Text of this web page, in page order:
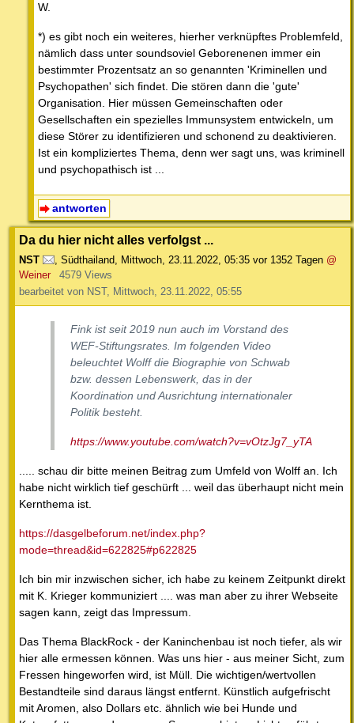
W.
*) es gibt noch ein weiteres, hierher verknüpftes Problemfeld,
nämlich dass unter soundsoviel Geborenenen immer ein
bestimmter Prozentsatz an so genannten 'Kriminellen und
Psychopathen' sich findet. Die stören dann die 'gute'
Organisation. Hier müssen Gemeinschaften oder
Gesellschaften ein spezielles Immunsystem entwickeln, um
diese Störer zu identifizieren und schonend zu deaktivieren.
Ist ein kompliziertes Thema, denn wer sagt uns, was kriminell
und psychopathisch ist ...
antworten
Da du hier nicht alles verfolgst ...
NST , Südthailand, Mittwoch, 23.11.2022, 05:35 vor 1352 Tagen @
Weiner
4579 Views
bearbeitet von NST, Mittwoch, 23.11.2022, 05:55
Fink ist seit 2019 nun auch im Vorstand des
WEF-Stiftungsrates. Im folgenden Video
beleuchtet Wolff die Biographie von Schwab
bzw. dessen Lebenswerk, das in der
Koordination und Ausrichtung internationaler
Politik besteht.
https://www.youtube.com/watch?v=vOtzJg7_yTA
..... schau dir bitte meinen Beitrag zum Umfeld von Wolff an. Ich
habe nicht wirklich tief geschürft ... weil das überhaupt nicht mein
Kernthema ist.
https://dasgelbeforum.net/index.php?
mode=thread&id=622825#p622825
Ich bin mir inzwischen sicher, ich habe zu keinem Zeitpunkt direkt
mit K. Krieger kommuniziert .... was man aber zu ihrer Webseite
sagen kann, zeigt das Impressum.
Das Thema BlackRock - der Kaninchenbau ist noch tiefer, als wir
hier alle ermessen können. Was uns hier - aus meiner Sicht, zum
Fressen hingeworfen wird, ist Müll. Die wichtigen/wertvollen
Bestandteile sind daraus längst entfernt. Künstlich aufgefrischt
mit Aromen, also Dollars etc. ähnlich wie bei Hunde und